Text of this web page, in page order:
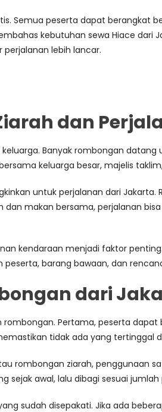
Semua peserta dapat berangkat
kebutuhan sewa Hiace dari
perjalanan lebih lancar.
dan
Banyak rombongan
keluarga besar, majelis
untuk perjalanan dari
makan bersama, perjalanan
kendaraan menjadi faktor
barang bawaan, dan
dari
Pertama, peserta
tidak ada yang tertinggal
rombongan ziarah, penggunaan
sejak awal, lalu dibagi sesuai jumlah
sudah disepakati. Jika ada